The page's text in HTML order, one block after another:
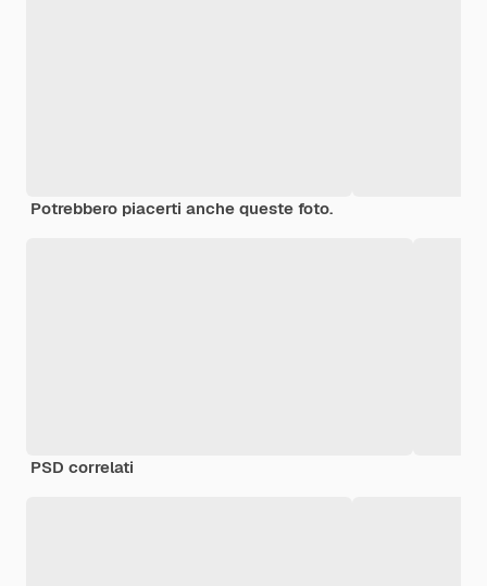
Potrebbero piacerti anche queste foto.
PSD correlati